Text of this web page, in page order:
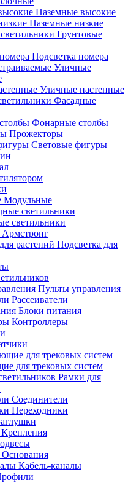
Наземные высокие
Наземные низкие
Грунтовые
Подсветка номера
Уличные
Уличные настенные
Фасадные
Фонарные столбы
Прожекторы
Световые фигуры
Модульные
светильники
Армстронг
Подсветка для
Пульты управления
Рассеиватели
Блоки питания
Контроллеры
для трековых систем
Рамки для
Соединители
Переходники
Крепления
Основания
Кабель-каналы